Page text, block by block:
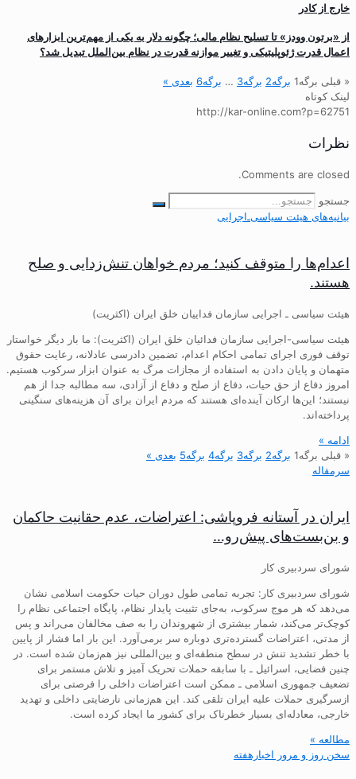
خارج از کادر
از «برتون وودز» تا تسلیح نظام مالی؛ چگونه دلار به یکی از مهم‌ترین ابزارهای
اعمال قدرت ژئوپلیتیکی و تغییر موازنه قدرت در نظام بین‌الملل تبدیل شد؟
« قبلی برگه1 برگه2 برگه3
… برگه6 بعدی »
لینک کوتاه
http://kar-online.com?p=62751
نظرات
Comments are closed.
جستجو
بیانیه‌های هیئت‌ سیاسی‌ـ‌اجرایی
اعدام‌ها را متوقف کنید؛ مردم خواهان تنش‌زدایی و صلح
هستند.
هیئت سیاسی ـ اجرایی سازمان فداییان خلق ایران (اکثریت)
هیئت سیاسی-اجرایی سازمان فدائیان خلق ایران (اکثریت): ما بار دیگر خواستار
توقف فوری اجرای تمامی احکام اعدام، تضمین دادرسی عادلانه، رعایت حقوق
متهمان و پایان دادن به استفاده از مجازات مرگ به عنوان ابزار سرکوب هستیم.
امروز دفاع از حق حیات، دفاع از صلح و دفاع از آزادی، سه مطالبه جدا از هم
نیستند؛ این‌ها ارکان آینده‌ای هستند که مردم ایران برای آن هزینه‌های سنگینی
پرداخته‌اند.
ادامه »
« قبلی برگه1 برگه2 برگه3 برگه4 برگه5 بعدی »
سرمقاله
ایران در آستانه فروپاشی: اعتراضات، عدم حقانیت حاکمان
و بن‌بست‌های پیش‌رو…
شورای سردبیری کار
شورای سردبیری کار: تجربه تمامی طول دوران حیات حکومت اسلامی نشان
می‌دهد که هر موج سرکوب، به‌جای تثبیت پایدار نظام، پایگاه اجتماعی نظام را
کوچک‌تر می‌کند، شمار بیشتری از شهروندان را به صف مخالفان می‌راند و پس
از مدتی، اعتراضات گسترده‌تری دوباره سر برمی‌آورد. این بار اما فشار از پایین
با خطر تشدید تنش در سطح منطقه‌ای و بین‌المللی نیز هم‌زمان شده است. در
چنین فضایی، اسرائیل ـ با سابقه حملات تحریک آمیز و تلاش مستمر برای
تضعیف جمهوری اسلامی ـ ممکن است اعتراضات داخلی را فرصتی برای
ازسرگیری حملات علیه ایران تلقی کند. این هم‌زمانی نارضایتی داخلی و تهدید
خارجی، معادله‌ای بسیار خطرناک برای کشور ما ایجاد کرده است.
مطالعه »
سخن روز و مرور اخبارهفته